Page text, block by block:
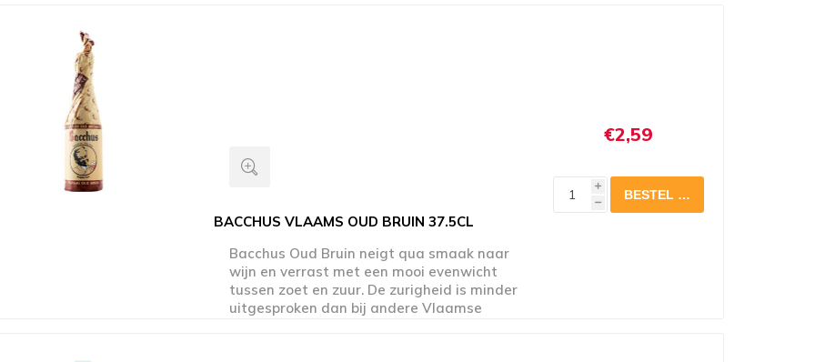
BACCHUS VLAAMS OUD BRUIN 37.5CL
Bacchus Oud Bruin neigt qua smaak naar
wijn en verrast met een mooi evenwicht
tussen zoet en zuur. De zurigheid is minder
uitgesproken dan bij andere Vlaamse
€2,59
i
h